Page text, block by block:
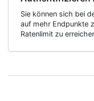
Sie können sich bei
auf mehr Endpunkte
Ratenlimit zu